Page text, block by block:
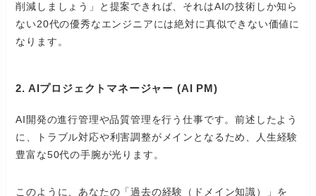
削減しましょう」と提案できれば、それはAIの技術しか知ら
ない20代の優秀なエンジニアには絶対に真似できない価値に
なります。
2. AIプロジェクトマネージャー (AI PM)
AI開発の進行管理や品質管理を行う仕事です。前述したよう
に、トラブル対応や利害調整がメインとなるため、人生経験
豊富な50代の手腕が光ります。
このように、あなたの「過去の経験（ドメイン知識）」を